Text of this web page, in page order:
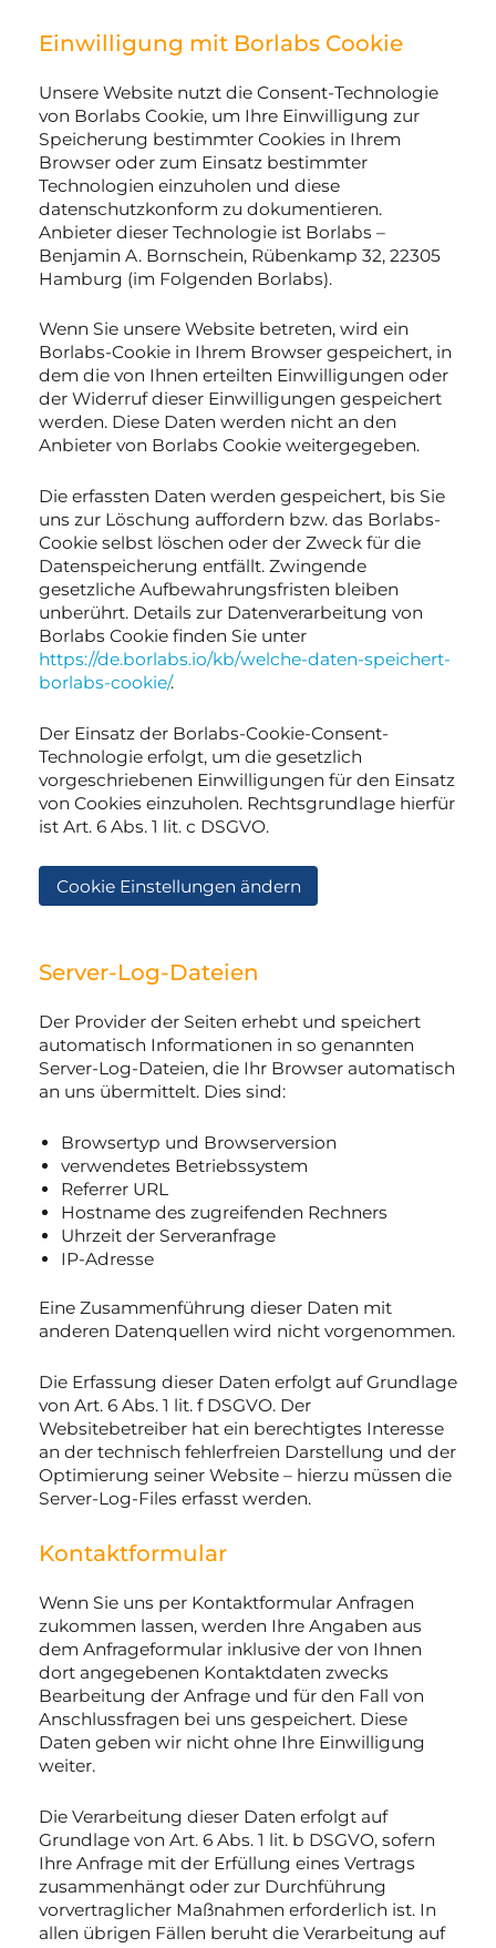
Einwilligung mit Borlabs Cookie
Unsere Website nutzt die Consent-Technologie
von Borlabs Cookie, um Ihre Einwilligung zur
Speicherung bestimmter Cookies in Ihrem
Browser oder zum Einsatz bestimmter
Technologien einzuholen und diese
datenschutzkonform zu dokumentieren.
Anbieter dieser Technologie ist Borlabs –
Benjamin A. Bornschein, Rübenkamp 32, 22305
Hamburg (im Folgenden Borlabs).
Wenn Sie unsere Website betreten, wird ein
Borlabs-Cookie in Ihrem Browser gespeichert, in
dem die von Ihnen erteilten Einwilligungen oder
der Widerruf dieser Einwilligungen gespeichert
werden. Diese Daten werden nicht an den
Anbieter von Borlabs Cookie weitergegeben.
Die erfassten Daten werden gespeichert, bis Sie
uns zur Löschung auffordern bzw. das Borlabs-
Cookie selbst löschen oder der Zweck für die
Datenspeicherung entfällt. Zwingende
gesetzliche Aufbewahrungsfristen bleiben
unberührt. Details zur Datenverarbeitung von
Borlabs Cookie finden Sie unter
https://de.borlabs.io/kb/welche-daten-speichert-
borlabs-cookie/.
Der Einsatz der Borlabs-Cookie-Consent-
Technologie erfolgt, um die gesetzlich
vorgeschriebenen Einwilligungen für den Einsatz
von Cookies einzuholen. Rechtsgrundlage hierfür
ist Art. 6 Abs. 1 lit. c DSGVO.
Cookie Einstellungen ändern
Server-Log-Dateien
Der Provider der Seiten erhebt und speichert
automatisch Informationen in so genannten
Server-Log-Dateien, die Ihr Browser automatisch
an uns übermittelt. Dies sind:
Browsertyp und Browserversion
verwendetes Betriebssystem
Referrer URL
Hostname des zugreifenden Rechners
Uhrzeit der Serveranfrage
IP-Adresse
Eine Zusammenführung dieser Daten mit
anderen Datenquellen wird nicht vorgenommen.
Die Erfassung dieser Daten erfolgt auf Grundlage
von Art. 6 Abs. 1 lit. f DSGVO. Der
Websitebetreiber hat ein berechtigtes Interesse
an der technisch fehlerfreien Darstellung und der
Optimierung seiner Website – hierzu müssen die
Server-Log-Files erfasst werden.
Kontaktformular
Wenn Sie uns per Kontaktformular Anfragen
zukommen lassen, werden Ihre Angaben aus
dem Anfrageformular inklusive der von Ihnen
dort angegebenen Kontaktdaten zwecks
Bearbeitung der Anfrage und für den Fall von
Anschlussfragen bei uns gespeichert. Diese
Daten geben wir nicht ohne Ihre Einwilligung
weiter.
Die Verarbeitung dieser Daten erfolgt auf
Grundlage von Art. 6 Abs. 1 lit. b DSGVO, sofern
Ihre Anfrage mit der Erfüllung eines Vertrags
zusammenhängt oder zur Durchführung
vorvertraglicher Maßnahmen erforderlich ist. In
allen übrigen Fällen beruht die Verarbeitung auf